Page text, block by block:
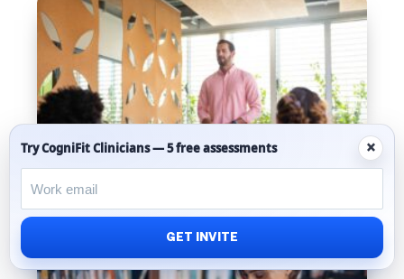
¿Te quedas en blanco en las reuniones? Cómo
claridad
Try CogniFit Clinicians — 5 free assessments ×
GET INVITE